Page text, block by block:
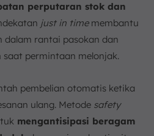
perputaran stok dan
just in timemembantu
dalam rantai pasokan dan
permintaan melonjak.
pembelian otomatis ketika
ulang. Metode safety
mengantisipasi beragam